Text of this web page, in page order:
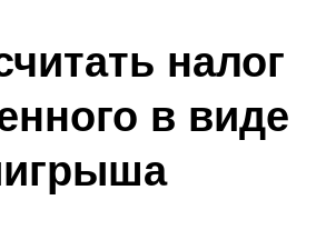
налог
в виде